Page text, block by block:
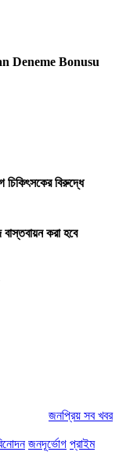
Deneme Bonusu
চিকিৎসকের বিরুদ্ধে
করা হবে
জনপ্রিয় সব খবর
জনদূর্ভোগ প্রাইম